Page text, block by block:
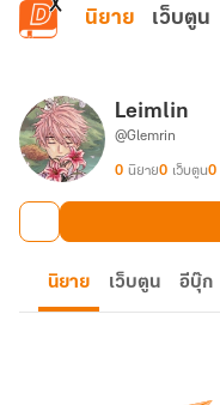
ข้ามไปยังเนื้อหาหลัก
นิยาย เว็บตูน
Leimlin
@Glemrin
0 นิยาย0 เว็บตูน0
นิยาย เว็บตูน อีบุ๊ก